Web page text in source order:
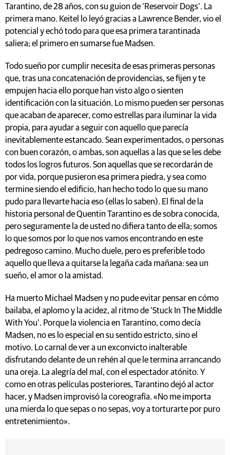
Tarantino, de 28 años, con su guion de ‘Reservoir Dogs’. La
primera mano. Keitel lo leyó gracias a Lawrence Bender, vio el
potencial y echó todo para que esa primera tarantinada
saliera; el primero en sumarse fue Madsen.
Todo sueño por cumplir necesita de esas primeras personas
que, tras una concatenación de providencias, se fijen y te
empujen hacia ello porque han visto algo o sienten
identificación con la situación. Lo mismo pueden ser personas
que acaban de aparecer, como estrellas para iluminar la vida
propia, para ayudar a seguir con aquello que parecía
inevitablemente estancado. Sean experimentados, o personas
con buen corazón, o ambas, son aquellas a las que se les debe
todos los logros futuros. Son aquellas que se recordarán de
por vida, porque pusieron esa primera piedra, y sea como
termine siendo el edificio, han hecho todo lo que su mano
pudo para llevarte hacia eso (ellas lo saben). El final de la
historia personal de Quentin Tarantino es de sobra conocida,
pero seguramente la de usted no difiera tanto de ella; somos
lo que somos por lo que nos vamos encontrando en este
pedregoso camino. Mucho duele, pero es preferible todo
aquello que lleva a quitarse la legaña cada mañana: sea un
sueño, el amor o la amistad.
Ha muerto Michael Madsen y no pude evitar pensar en cómo
bailaba, el aplomo y la acidez, al ritmo de ‘Stuck In The Middle
With You’. Porque la violencia en Tarantino, como decía
Madsen, no es lo especial en su sentido estricto, sino el
motivo. Lo carnal de ver a un exconvicto inalterable
disfrutando delante de un rehén al que le termina arrancando
una oreja. La alegría del mal, con el espectador atónito. Y
como en otras películas posteriores, Tarantino dejó al actor
hacer, y Madsen improvisó la coreografía. «No me importa
una mierda lo que sepas o no sepas, voy a torturarte por puro
entretenimiento».